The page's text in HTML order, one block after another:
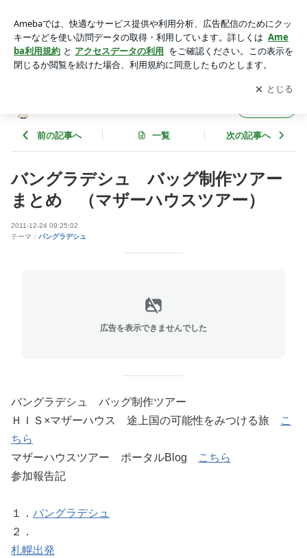
アー） | 亀と共に去りぬ
アプリをダウンロードして ブログの更新通知
を受け取りまし
ょう。
開く
前の記事へ 一覧 次の記事へ
バングラデシュ バッグ制作ツアー
まとめ （マザーハウスツアー）
2011-12-24 09:25:02
テーマ： バングラデシュ
広告を表示できませんでした
バングラデシュ バッグ制作ツアー
ＨＩＳ×マザーハウス 途上国の可能性をみつける旅
こ
ちら
マザーハウスツアー ポータルBlog
こちら
参加報告記
１． バングラデシュ
２．
札幌出発